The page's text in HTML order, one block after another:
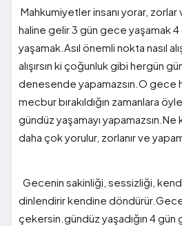
Mahkumiyetler insanı yorar, zorlar
haline gelir 3 gün gece yaşamak 4
yaşamak.Asıl önemli nokta nasıl
alışırsın ki çoğunluk gibi hergün
denesende yapamazsın.O gece
mecbur bırakıldığın zamanlara
gündüz yaşamayı
daha çok yorulur, zorlanır ve
Gecenin sakinliği, sessizliği, kendi
dinlendirir kendine döndürür.Gece
çekersin.gündüz yaşadığın 4